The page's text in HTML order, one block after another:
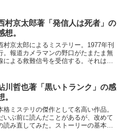
村京太郎著「発信人は死者」の
想。
村京太郎によるミステリー。1977年刊
。報道カメラマンの野口がたまたま無
による救難信号を受信する。それは太
について調べ始めると、当時の関係者
事故死してしまう。...
川哲也著「黒いトランク」の感
。
格ミステリの傑作として名高い作品。
いぶ前に読んだことがあるが、改めて
読み直してみた。ストーリーの基本は